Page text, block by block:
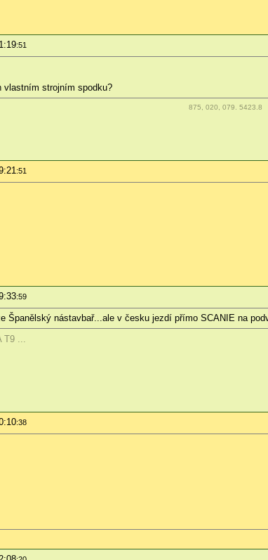
:51
vlastním strojním spodku?
875, 020, 079. 5423.8
:51
:59
Španělský nástavbař...ale v česku jezdí přímo SCANIE na
T9 ...
:38